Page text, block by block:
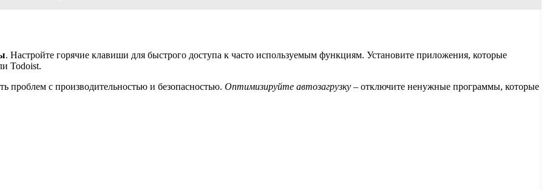
. Настройте горячие клавиши для быстрого доступа к часто используемым функциям. Установите приложения, которые
Todoist.
проблем с производительностью и безопасностью. Оптимизируйте автозагрузку – отключите ненужные программы, которые